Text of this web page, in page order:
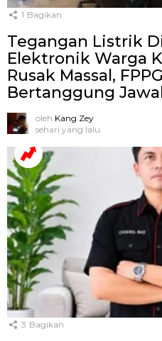
1 Bagikan
Tegangan Listrik
Elektronik Warga
Rusak Massal,
Bertanggung
oleh Kang Zey
sehari yang lalu
3 Bagikan